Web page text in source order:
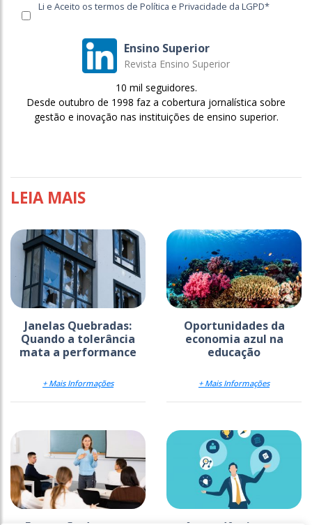
Li e Aceito os termos de Política e Privacidade da LGPD*
Ensino Superior
Revista Ensino Superior
10 mil seguidores.
Desde outubro de 1998 faz a cobertura jornalística sobre
gestão e inovação nas instituições de ensino superior.
LEIA MAIS
Janelas Quebradas:
Quando a tolerância
mata a performance
+ Mais Informações
Oportunidades da
economia azul na
educação
+ Mais Informações